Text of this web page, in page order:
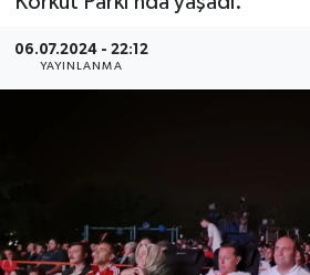
06.07.2024 - 22:12
YAYINLANMA